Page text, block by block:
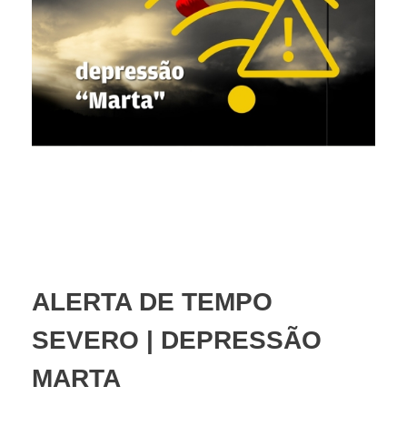
ALERTA DE TEMPO
SEVERO | DEPRESSÃO
MARTA